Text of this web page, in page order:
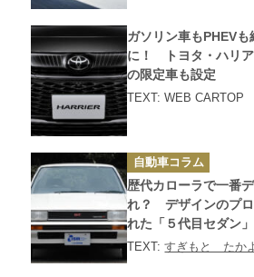
カ
テ
ゴ
リ
ー
ガソリン車もPHEV
に！ トヨタ・ハリ
の限定車も設定
TEXT: WEB CARTOP
カ
テ
ゴ
リ
ー
自動車コラム
歴代カローラで一番
れ？ デザインのプ
れた「５代目セダン
TEXT:すぎもと たか